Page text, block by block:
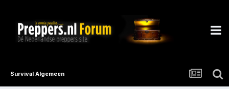
Survival Algemeen